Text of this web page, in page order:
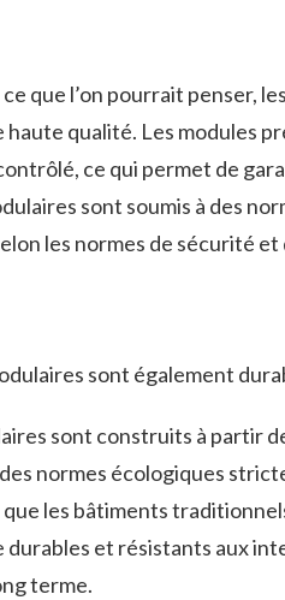
que l’on pourrait penser,
haute qualité. Les modules
ce qui permet de
sont soumis à des
les normes de sécurité et
sont également
sont construits à partir
normes écologiques
les bâtiments
et résistants aux
terme.